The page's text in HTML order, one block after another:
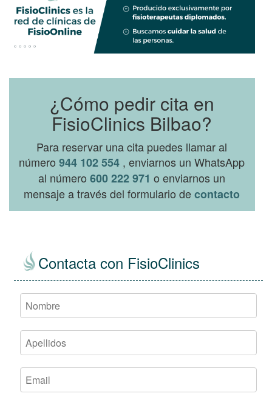
¿Cómo pedir cita en
FisioClinics Bilbao?
Para reservar una cita puedes llamar al
número944 102 554 , enviarnos un WhatsApp
al número600 222 971 o enviarnos un
mensaje a través del formulario decontacto
Contacta con FisioClinics